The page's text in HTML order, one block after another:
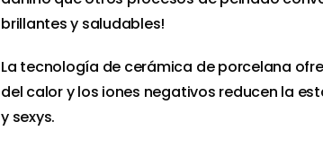
brillantes y saludables!
La tecnología de cerámica de porcelana
del calor y los iones negativos reducen la
y sexys.